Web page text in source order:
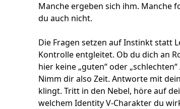
Manche ergeben sich ihm. Manche
du auch nicht.
Die Fragen setzen auf Instinkt statt
Kontrolle entgleitet. Ob du dich an
hier keine „guten“ oder
Nimm dir also Zeit. Antworte mit
klingt. Tritt in den Nebel, höre auf
welchem Identity V-Charakter du